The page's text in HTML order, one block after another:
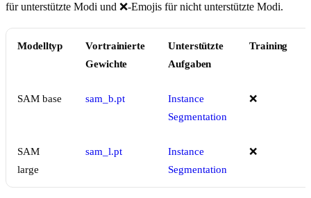
für unterstützte Modi und ❌-Emojis für nicht unterstützte Modi.
Modelltyp
Vortrainierte
Gewichte
Unterstützte
Aufgaben
Training
SAM base sam_b.pt
Instance
Segmentation
❌
SAM
large
sam_l.pt
Instance
Segmentation
❌